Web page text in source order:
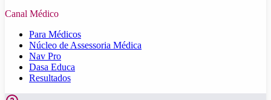
Canal Médico
Para Médicos
Núcleo de Assessoria Médica
Nav Pro
Dasa Educa
Resultados